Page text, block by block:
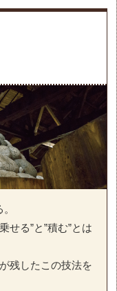
せる”と”積む”とは
残したこの技法を